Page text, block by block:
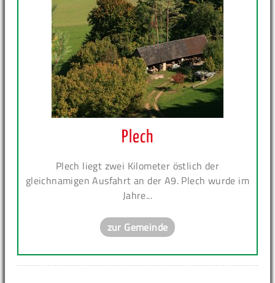
Plech
Plech liegt zwei Kilometer östlich der
gleichnamigen Ausfahrt an der A9. Plech wurde im
Jahre...
zur Gemeinde